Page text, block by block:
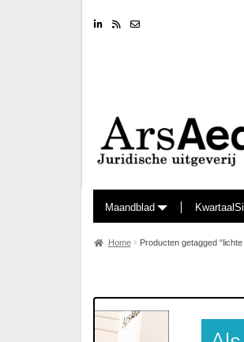
LinkedinRSS feed
Maandblad
Home Producten getagged “lichte